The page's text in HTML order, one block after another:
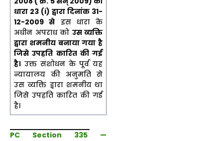
धारा 23 (i) द्वारा दिनांक 31-
12-2009से इस धारा के
अधीन अपराध को उस व्यक्ति
द्वारा शमनीय बनाया गया है
जिसे उपहति कारित की गई
है। उक्त संशोधन के पूर्व यह
न्यायालय की अनुमति से
उस व्यक्ति द्वारा शमनीय था
जिसे उपहति कारित की गई
है।
PC Section 335 —